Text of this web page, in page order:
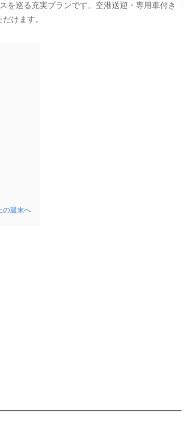
を巡る充実プランです。空港送迎・専用車付き
けます。
の週末へ